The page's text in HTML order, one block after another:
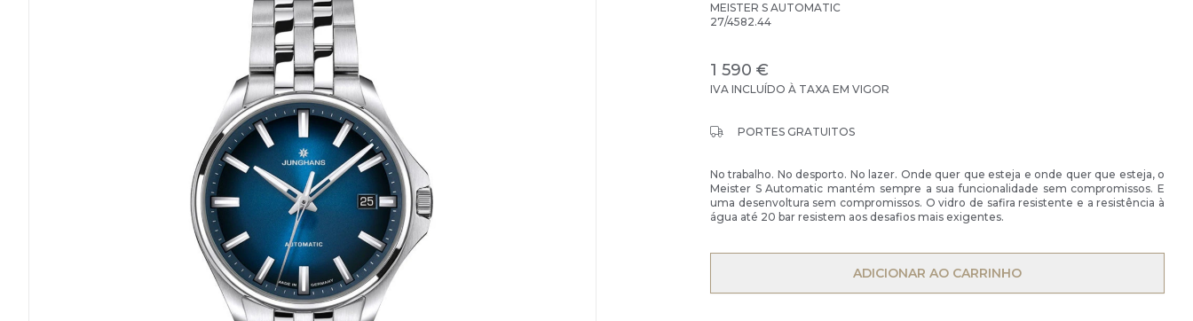
MEISTER S AUTOMATIC
27/4582.44
1 590 €
IVA INCLUÍDO À TAXA EM VIGOR
PORTES GRATUITOS
No trabalho. No desporto. No lazer. Onde quer que esteja e onde quer que esteja, o
Meister S Automatic mantém sempre a sua funcionalidade sem compromissos. E
uma desenvoltura sem compromissos. O vidro de safira resistente e a resistência à
água até 20 bar resistem aos desafios mais exigentes.
OPEN MENU
ADICIONAR AO CARRINHO